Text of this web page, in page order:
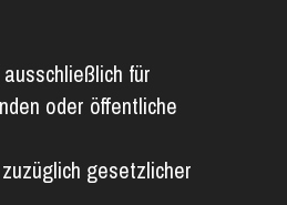
für
oder öffentliche
gesetzlicher